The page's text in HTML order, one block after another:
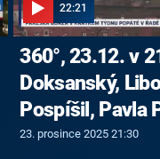
22:21
360°, 23.12. v
Doksanský,
Pospíšil, Pavla
23. prosince 2025 21:30